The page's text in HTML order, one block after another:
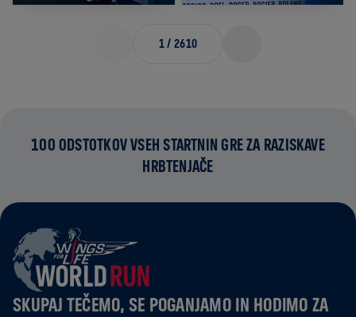
1/ 2610
100 ODSTOTKOV VSEH STARTNIN GRE ZA RAZISKAVE
HRBTENJAČE
SKUPAJ TEČEMO, SE POGANJAMO IN HODIMO ZA